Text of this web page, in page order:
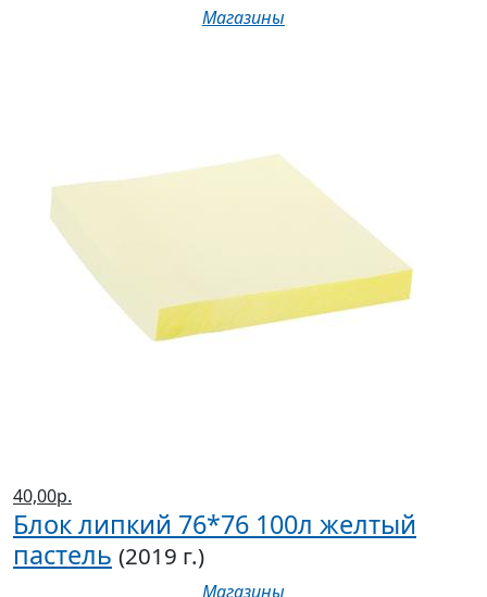
Магазины
40,00р.
Блок липкий 76*76 100л желтый
пастель (2019 г.)
Магазины